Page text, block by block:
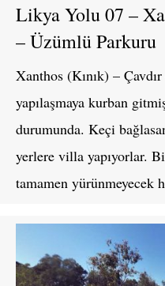
Likya Yolu 07 –
– Üzümlü Parkuru
Xanthos (Kınık) –
yapılaşmaya kurban
durumunda. Keçi
yerlere villa yapıyorlar.
tamamen yürünmeyecek